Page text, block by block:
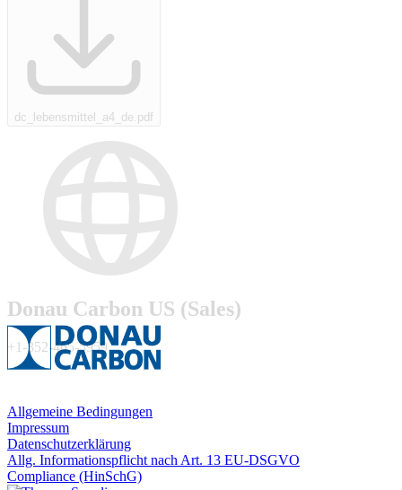
dc_lebensmittel_a4_de.pdf
Donau Carbon US (Sales)
+1-352-465-5959
Allgemeine Bedingungen
Impressum
Datenschutzerklärung
Allg. Informationspflicht nach Art. 13 EU-DSGVO
Compliance (HinSchG)